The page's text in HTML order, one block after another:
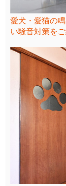
愛犬・愛猫の
い騒音対策をご